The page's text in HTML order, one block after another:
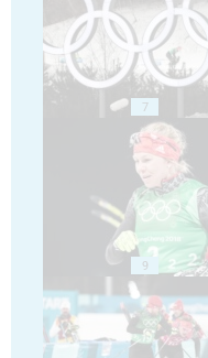
7
9